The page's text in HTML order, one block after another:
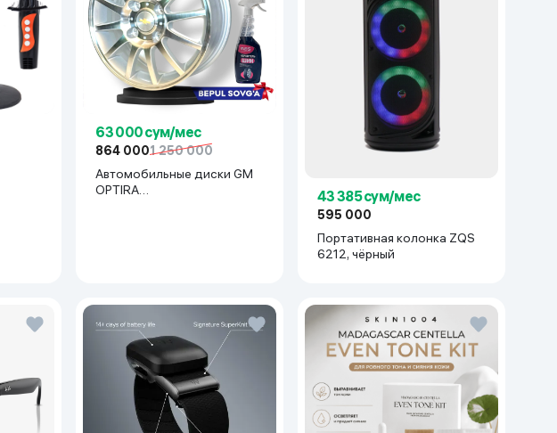
63 000 сум/мес
864 0001 250 000
Автомобильные диски GM
OPTIRA
43 385 сум/мес
595 000
Портативная колонка ZQS
6212, чёрный